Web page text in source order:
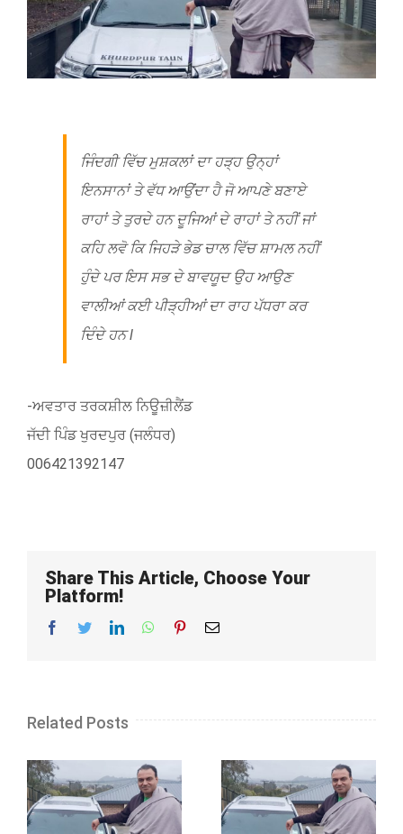
ਜਿੰਦਗੀ ਵਿੱਚ ਮੁਸ਼ਕਲਾਂ ਦਾ ਹੜ੍ਹ ਉਨ੍ਹਾਂ
ਇਨਸਾਨਾਂ ਤੇ ਵੱਧ ਆਉਂਦਾ ਹੈ ਜੋ ਆਪਣੇ ਬਣਾਏ
ਰਾਹਾਂ ਤੇ ਤੁਰਦੇ ਹਨ ਦੂਜਿਆਂ ਦੇ ਰਾਹਾਂ ਤੇ ਨਹੀਂ ਜਾਂ
ਕਹਿ ਲਵੋ ਕਿ ਜਿਹੜੇ ਭੇਡ ਚਾਲ ਵਿੱਚ ਸ਼ਾਮਲ ਨਹੀਂ
ਹੁੰਦੇ ਪਰ ਇਸ ਸਭ ਦੇ ਬਾਵਯੂਦ ਉਹ ਆਉਣ
ਵਾਲੀਆਂ ਕਈ ਪੀੜ੍ਹੀਆਂ ਦਾ ਰਾਹ ਪੱਧਰਾ ਕਰ
ਦਿੰਦੇ ਹਨ l
-ਅਵਤਾਰ ਤਰਕਸ਼ੀਲ ਨਿਊਜ਼ੀਲੈਂਡ
ਜੱਦੀ ਪਿੰਡ ਖੁਰਦਪੁਰ (ਜਲੰਧਰ)
006421392147
Share This Article, Choose Your
Platform!
Facebook
TwitterLinkedInWhatsApp
PinterestEmail
Related Posts